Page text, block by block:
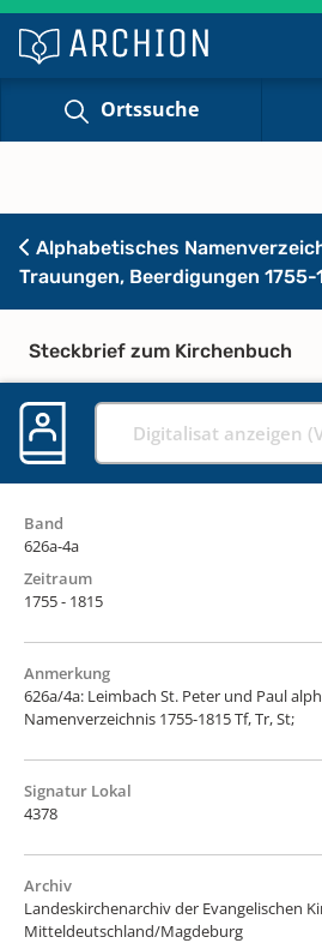
Ortssuche
Alphabetisches
Trauungen, Beerdigungen 1755-
Steckbrief zum Kirchenbuch
Digitalisat anzeigen
Band
626a-4a
Zeitraum
1755 - 1815
Anmerkung
626a/4a: Leimbach St. Peter und Paul
Namenverzeichnis 1755-1815 Tf, Tr, St;
Signatur Lokal
4378
Archiv
Landeskirchenarchiv der Evangelischen
Mitteldeutschland/Magdeburg